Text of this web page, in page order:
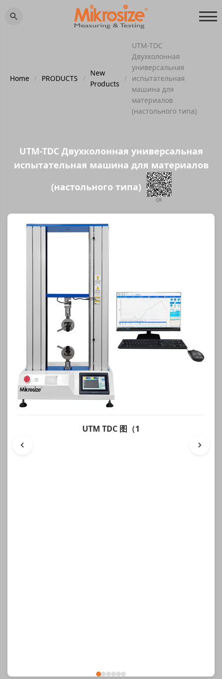
Home / PRODUCTS /
New
Products
/
UTM-TDC
Двухколонная
универсальная
испытательная
машина для
материалов
(настольного типа)
UTM-TDC Двухколонная универсальная
испытательная машина для материалов
(настольного типа)
QR
UTM TDC 图（1